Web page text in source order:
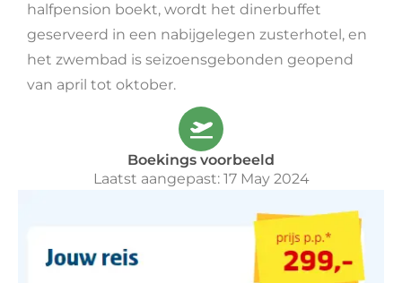
halfpension boekt, wordt het dinerbuffet
geserveerd in een nabijgelegen zusterhotel, en
het zwembad is seizoensgebonden geopend
van april tot oktober.
Boekings voorbeeld
Laatst aangepast: 17 May 2024